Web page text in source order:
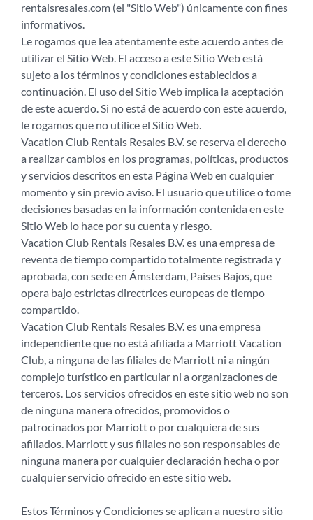
rentalsresales.com (el "Sitio Web") únicamente con fines
informativos.
Le rogamos que lea atentamente este acuerdo antes de
utilizar el Sitio Web. El acceso a este Sitio Web está
sujeto a los términos y condiciones establecidos a
continuación. El uso del Sitio Web implica la aceptación
de este acuerdo. Si no está de acuerdo con este acuerdo,
le rogamos que no utilice el Sitio Web.
Vacation Club Rentals Resales B.V. se reserva el derecho
a realizar cambios en los programas, políticas, productos
y servicios descritos en esta Página Web en cualquier
momento y sin previo aviso. El usuario que utilice o tome
decisiones basadas en la información contenida en este
Sitio Web lo hace por su cuenta y riesgo.
Vacation Club Rentals Resales B.V. es una empresa de
reventa de tiempo compartido totalmente registrada y
aprobada, con sede en Ámsterdam, Países Bajos, que
opera bajo estrictas directrices europeas de tiempo
compartido.
Vacation Club Rentals Resales B.V. es una empresa
independiente que no está afiliada a Marriott Vacation
Club, a ninguna de las filiales de Marriott ni a ningún
complejo turístico en particular ni a organizaciones de
terceros. Los servicios ofrecidos en este sitio web no son
de ninguna manera ofrecidos, promovidos o
patrocinados por Marriott o por cualquiera de sus
afiliados. Marriott y sus filiales no son responsables de
ninguna manera por cualquier declaración hecha o por
cualquier servicio ofrecido en este sitio web.
Estos Términos y Condiciones se aplican a nuestro sitio